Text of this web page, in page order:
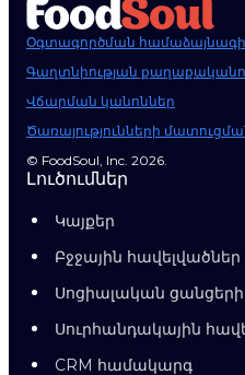
Օգտագործման
Գաղտնիության
Վճարման կանոններ
Ծառայությունների
© FoodSoul, Inc. 2026.
Լուծումներ
Կայքեր
Բջջային հավելվածներ
Սոցիալական
Սուրհանդակային
CRM համակարգ